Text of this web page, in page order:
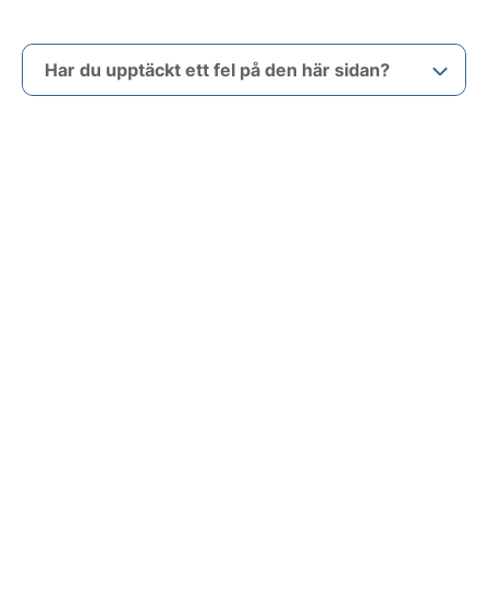
Har du upptäckt ett fel på den här sidan?